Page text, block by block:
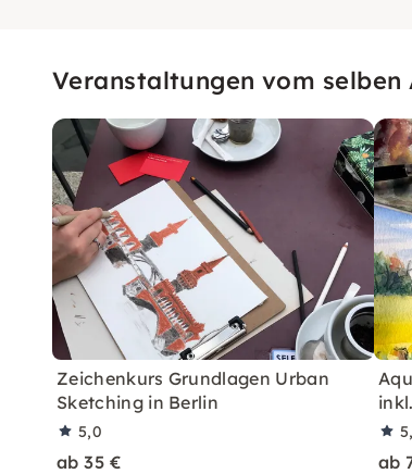
Veranstaltungen vom selben
Zeichenkurs Grundlagen Urban
Sketching in Berlin
5,0
ab 35 € ab